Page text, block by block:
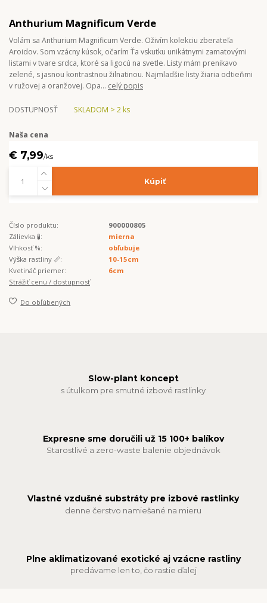
Anthurium Magnificum Verde
Volám sa Anthurium Magnificum Verde. Oživím kolekciu zberateľa
Aroidov. Som vzácny kúsok, očarím Ťa vskutku unikátnymi zamatovými
listami v tvare srdca, ktoré sa ligocú na svetle. Listy mám prenikavo
zelené, s jasnou kontrastnou žilnatinou. Najmladšie listy žiaria odtieňmi
v ružovej a oranžovej. Opa... celý popis
DOSTUPNOSŤ SKLADOM > 2 ks
Naša cena
€ 7,99/ks
Kúpiť
Číslo produktu:
900000805
Zálievka 🧪:
mierna
Vlhkosť %:
obľubuje
Výška rastliny 📏:
10-15cm
Kvetináč priemer:
6cm
Strážiť cenu / dostupnosť
Do obľúbených
Slow-plant koncept
s útulkom pre smutné izbové rastlinky
Expresne sme doručili už 15 100+ balíkov
Starostlivé a zero-waste balenie objednávok
Vlastné vzdušné substráty pre izbové rastlinky
denne čerstvo namiešané na mieru
Plne aklimatizované exotické aj vzácne rastliny
predávame len to, čo rastie ďalej